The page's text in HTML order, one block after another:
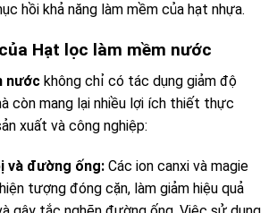
hồi khả năng làm mềm của hạt nhựa.
Hạt lọc làm mềm nước
nước không chỉ có tác dụng giảm độ
còn mang lại nhiều lợi ích thiết thực
xuất và công nghiệp:
và đường ống:Các ion canxi và magie
tượng đóng cặn, làm giảm hiệu quả